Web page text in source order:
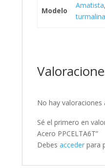
Modelo
Amatista,
turmalina
No hay valoraciones
Sé el primero en
Acero PPCELTA6T”
Debes accederpara